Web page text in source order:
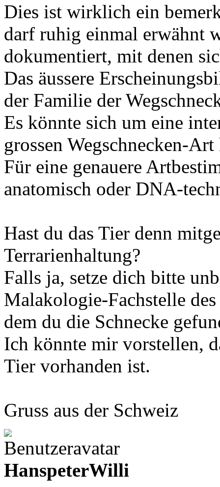
Dies ist wirklich ein
darf ruhig einmal erwähnt
dokumentiert, mit denen
Das äussere
der Familie der
Es könnte sich um eine
grossen Wegschnecken-
Für eine genauere
anatomisch oder DNA-
Hast du das Tier denn
Terrarienhaltung?
Falls ja, setze dich bitte
Malakologie-Fachstelle
dem du die Schnecke
Ich könnte mir vorstellen,
Tier vorhanden ist.
Gruss aus der Schweiz
HanspeterWilli